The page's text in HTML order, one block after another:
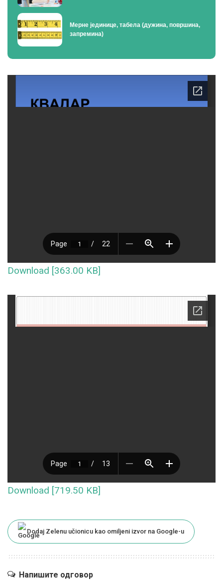
Мерне јединице, табела (дужина, површина,
запремина)
Download [363.00 KB]
Download [719.50 KB]
Dodaj Zelenu učionicu kao omiljeni izvor na Google-u
Напишите одговор